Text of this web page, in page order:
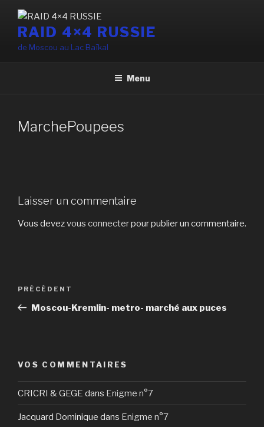
contenu
principal
RAID 4×4 RUSSIE
de Moscou au Lac Baïkal
Menu
MarchePoupees
Laisser un commentaire
Vous devezvous connecterpour publier un commentaire.
Navigation
l’article
Article
précédent
PRÉCÉDENT
Moscou-Kremlin- metro- marché aux puces
VOS COMMENTAIRES
CRICRI & GEGE dans Enigme n°7
Jacquard Dominique dans Enigme n°7